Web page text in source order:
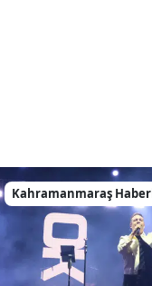
Kahramanmaraş